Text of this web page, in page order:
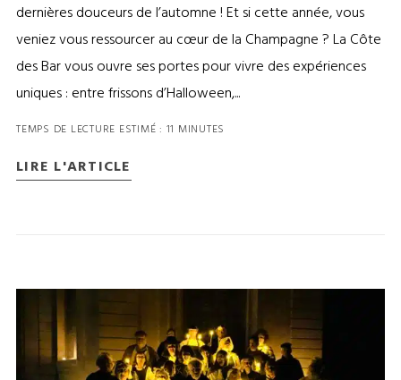
dernières douceurs de l’automne ! Et si cette année, vous
veniez vous ressourcer au cœur de la Champagne ? La Côte
des Bar vous ouvre ses portes pour vivre des expériences
uniques : entre frissons d’Halloween,...
TEMPS DE LECTURE ESTIMÉ : 11 MINUTES
LIRE L'ARTICLE